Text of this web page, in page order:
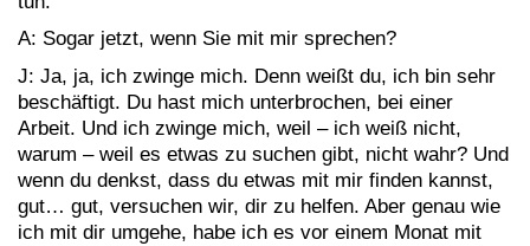
A: Sogar jetzt, wenn Sie mit mir sprechen?
J: Ja, ja, ich zwinge mich. Denn weißt du, ich bin sehr
beschäftigt. Du hast mich unterbrochen, bei einer
Arbeit. Und ich zwinge mich, weil – ich weiß nicht,
warum – weil es etwas zu suchen gibt, nicht wahr? Und
wenn du denkst, dass du etwas mit mir finden kannst,
gut… gut, versuchen wir, dir zu helfen. Aber genau wie
ich mit dir umgehe, habe ich es vor einem Monat mit